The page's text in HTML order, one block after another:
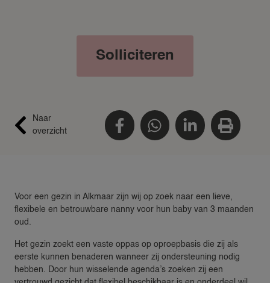
Solliciteren
Naar
overzicht
Voor een gezin in Alkmaar zijn wij op zoek naar een lieve,
flexibele en betrouwbare nanny voor hun baby van 3 maanden
oud.
Het gezin zoekt een vaste oppas op oproepbasis die zij als
eerste kunnen benaderen wanneer zij ondersteuning nodig
hebben. Door hun wisselende agenda’s zoeken zij een